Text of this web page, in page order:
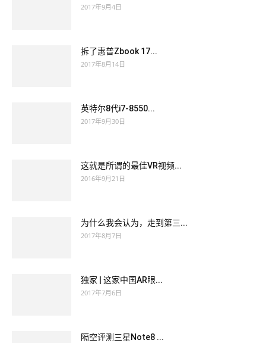
2017年9月4日
拆了惠普Zbook 17...
2017年8月14日
英特尔8代i7-8550...
2017年9月30日
这就是所谓的最佳VR视频...
2016年9月21日
为什么我会认为，走到第三...
2017年8月7日
独家 | 这家中国AR眼...
2017年7月6日
隔空评测三星Note8 ...